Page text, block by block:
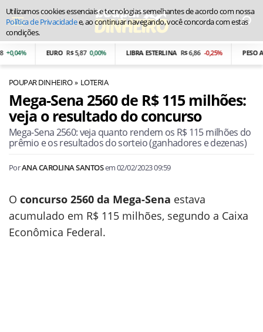
EURO R$ 5,87 0,00% LIBRA ESTERLINA R$ 6,86 -0,25% PESO
POUPAR DINHEIRO LOTERIA
Mega-Sena 2560 de R$ 115 milhões:
veja o resultado do concurso
Mega-Sena 2560: veja quanto rendem os R$ 115 milhões do
prêmio e os resultados do sorteio (ganhadores e dezenas)
PorANA CAROLINA SANTOSem02/02/2023 09:59
O concurso 2560 da Mega-Sena estava
acumulado em R$ 115 milhões, segundo a Caixa
Econômica Federal.
Utilizamos cookies essenciais e tecnologias semelhantes de acordo com nossa
Política de Privacidadee, ao continuar navegando, você concorda com estas
condições.